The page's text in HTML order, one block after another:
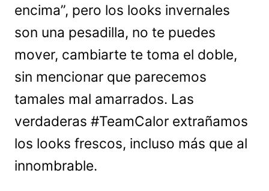
encima”, pero los looks invernales
son una pesadilla, no te puedes
mover, cambiarte te toma el doble,
sin mencionar que parecemos
tamales mal amarrados. Las
verdaderas #TeamCalor extrañamos
los looks frescos, incluso más que al
innombrable.